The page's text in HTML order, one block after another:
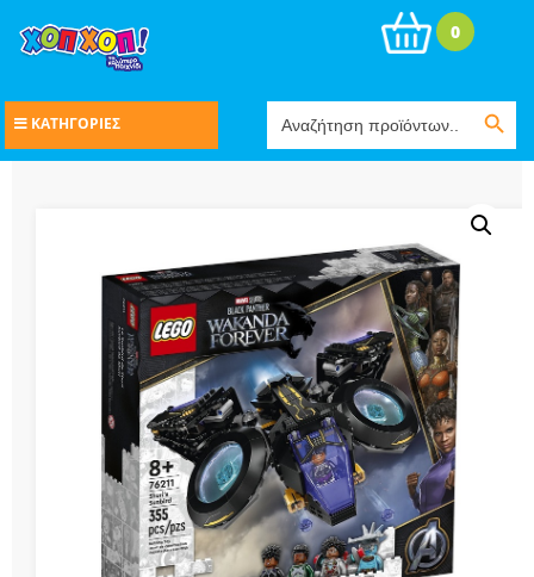
for:
Search Button
0
ΚΑΤΗΓΟΡΙΕΣ